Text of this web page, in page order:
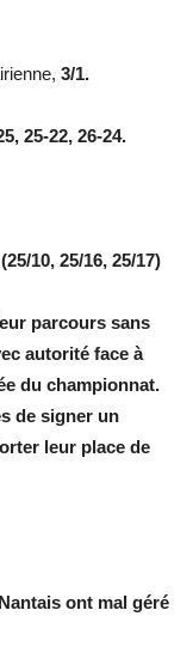
3/1.
25-22, 26-24.
(25/10, 25/16, 25/17)
parcours sans
autorité face à
du championnat.
de signer un
leur place de
ont mal géré